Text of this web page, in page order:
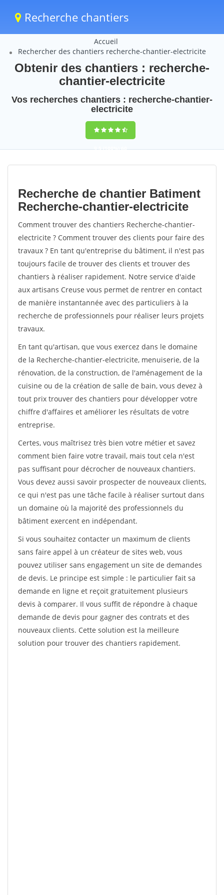
Recherche chantiers
Accueil
Rechercher des chantiers recherche-chantier-electricite
Obtenir des chantiers : recherche-
chantier-electricite
Vos recherches chantiers : recherche-chantier-
electricite
9,5(100%)60
votes
Recherche de chantier Batiment
Recherche-chantier-electricite
Comment trouver des chantiers Recherche-chantier-
electricite ? Comment trouver des clients pour faire des
travaux ? En tant qu'entreprise du bâtiment, il n'est pas
toujours facile de trouver des clients et trouver des
chantiers à réaliser rapidement. Notre service d'aide
aux artisans Creuse vous permet de rentrer en contact
de manière instantannée avec des particuliers à la
recherche de professionnels pour réaliser leurs projets
travaux.
En tant qu'artisan, que vous exercez dans le domaine
de la Recherche-chantier-electricite, menuiserie, de la
rénovation, de la construction, de l'aménagement de la
cuisine ou de la création de salle de bain, vous devez à
tout prix trouver des chantiers pour développer votre
chiffre d'affaires et améliorer les résultats de votre
entreprise.
Certes, vous maîtrisez très bien votre métier et savez
comment bien faire votre travail, mais tout cela n'est
pas suffisant pour décrocher de nouveaux chantiers.
Vous devez aussi savoir prospecter de nouveaux clients,
ce qui n'est pas une tâche facile à réaliser surtout dans
un domaine où la majorité des professionnels du
bâtiment exercent en indépendant.
Si vous souhaitez contacter un maximum de clients
sans faire appel à un créateur de sites web, vous
pouvez utiliser sans engagement un site de demandes
de devis. Le principe est simple : le particulier fait sa
demande en ligne et reçoit gratuitement plusieurs
devis à comparer. Il vous suffit de répondre à chaque
demande de devis pour gagner des contrats et des
nouveaux clients. Cette solution est la meilleure
solution pour trouver des chantiers rapidement.